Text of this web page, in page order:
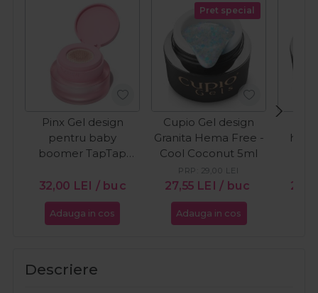
Pinx Gel design
pentru baby
boomer TapTap
32,00 LEI / buc
Adauga in cos
Pret special
Cupio Gel design
Granita Hema Free -
Cool Coconut 5ml
27,55 LEI / buc
PRP: 29,00 LEI
Adauga in cos
Descriere